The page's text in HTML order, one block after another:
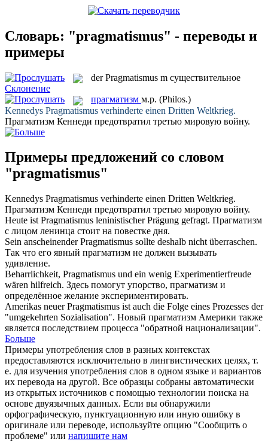
Словарь: "pragmatismus" - переводы и
примеры
derPragmatismus m существительное
Склонение
прагматизм м.р. (Philos.)
Kennedys Pragmatismus verhinderte einen Dritten Weltkrieg.
Прагматизм Кеннеди предотвратил третью мировую войну.
Примеры предложений со словом
"pragmatismus"
Kennedys Pragmatismus verhinderte einen Dritten Weltkrieg.
Прагматизм Кеннеди предотвратил третью мировую войну.
Heute ist Pragmatismus leninistischer Prägung gefragt. Прагматизм
с лицом ленинца стоит на повестке дня.
Sein anscheinenderPragmatismus sollte deshalb nicht überraschen.
Так что его явный прагматизм не должен вызывать
удивление.
Beharrlichkeit, Pragmatismus und ein wenig Experimentierfreude
wären hilfreich. Здесь помогут упорство, прагматизм и
определённое желание экспериментировать.
Amerikas neuerPragmatismus ist auch die Folge eines Prozesses der
"umgekehrten Sozialisation". Новый прагматизм Америки также
является последствием процесса "обратной национализации".
Больше
Примеры употребления слов в разных контекстах
предоставляются исключительно в лингвистических целях, т.
е. для изучения употребления слов в одном языке и вариантов
их перевода на другой. Все образцы собраны автоматически
из открытых источников с помощью технологии поиска на
основе двуязычных данных. Если вы обнаружили
орфографическую, пунктуационную или иную ошибку в
оригинале или переводе, используйте опцию "Сообщить о
проблеме" или напишите нам